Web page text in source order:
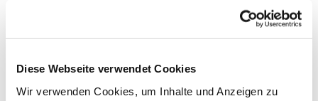
Diese Webseite verwendet Cookies
Wir verwenden Cookies, um Inhalte und Anzeigen zu
andere stehen für Symbole oder versinnbildlichen
menschliche Gefühle und Einstellungen. Jede
Predigerin und jeder Prediger hat sich ein
vorstellen möchte.